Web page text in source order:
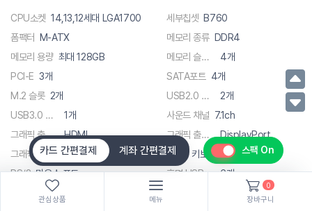
CPU소켓 14,13,12세대 LGA1700 세부칩셋 B760
폼팩터 M-ATX 메모리 종류 DDR4
메모리 용량 최대 128GB 메모리 슬롯 수
4개
PCI-E 3개 SATA포트 4개
M.2 슬롯 2개 USB2.0 헤더
2개
USB3.0 헤더
1개 사운드 채널 7.1ch
그래픽 출력단자
HDMI 그래픽 출력단자
DisplayPort
그래픽 출력단자
D-SUB PS/2
키보드 포트
PS/2 마우스 포트 후면 USB 총 단자수 6개
후면단자 종류
USB 3.x
카드 간편결제 계좌 간편결제 스팩 On
관심상품 메뉴
0
장바구니